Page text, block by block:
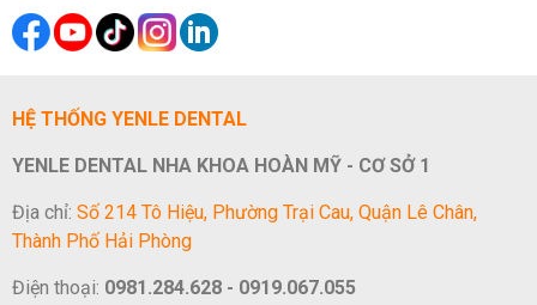
HỆ THỐNG YENLE DENTAL
YENLE DENTAL NHA KHOA HOÀN MỸ - CƠ SỞ 1
Địa chỉ: Số 214 Tô Hiệu, Phường Trại Cau, Quận Lê Chân,
Thành Phố Hải Phòng
Điện thoại: 0981.284.628 - 0919.067.055